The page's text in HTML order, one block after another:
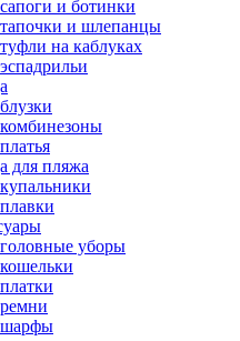
и ботинки
и шлепанцы
на каблуках
для пляжа
уборы